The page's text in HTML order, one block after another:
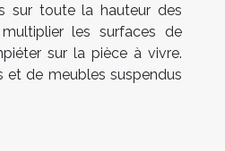
sur toute la hauteur des
les surfaces de
sur la pièce à vivre.
et de meubles suspendus